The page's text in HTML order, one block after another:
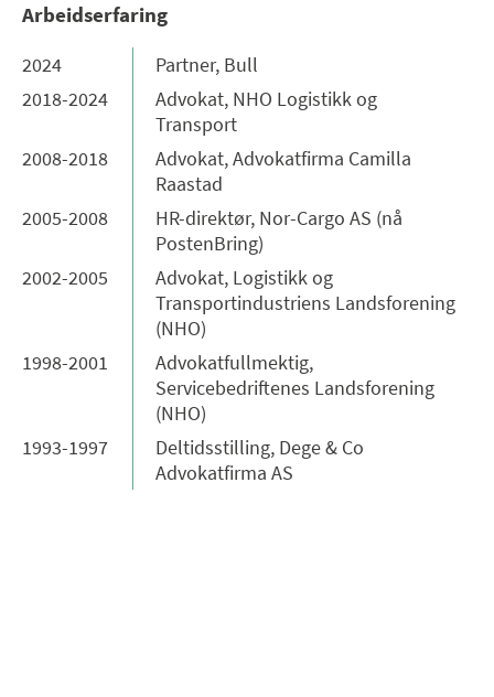
Arbeidserfaring
2024
Partner, Bull
2018-2024
Advokat, NHO Logistikk og
Transport
2008-2018
Advokat, Advokatfirma Camilla
Raastad
2005-2008
HR-direktør, Nor-Cargo AS (nå
PostenBring)
2002-2005
Advokat, Logistikk og
Transportindustriens Landsforening
(NHO)
1998-2001
Advokatfullmektig,
Servicebedriftenes Landsforening
(NHO)
1993-1997
Deltidsstilling, Dege & Co
Advokatfirma AS